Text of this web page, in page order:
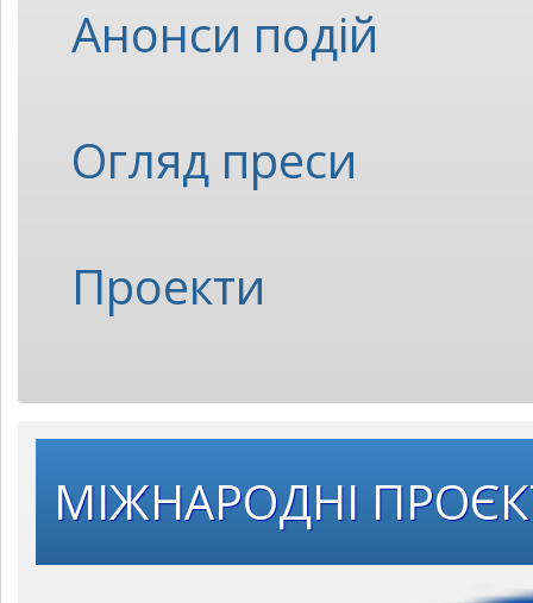
Анонси подій
Огляд преси
Проекти
МІЖНАРОДНІ